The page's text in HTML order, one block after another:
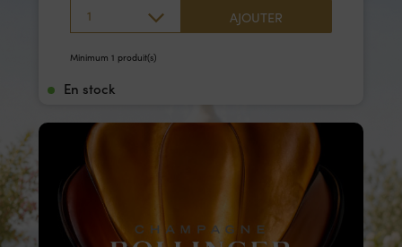
1 AJOUTER
Minimum 1 produit(s)
En stock